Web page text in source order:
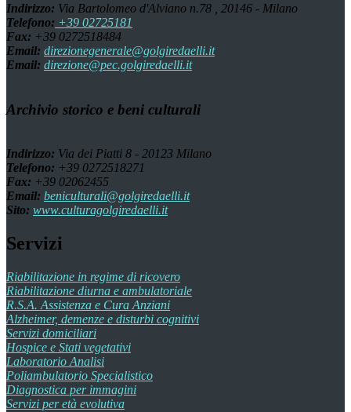
Indirizzo: Via Bartolomeo d'Alviano n.78 , 20146 - Milano
Telefono: +39 02725181
Fax: +39 0272518484
Email: direzionegenerale@golgiredaelli.it
Email: direzione@pec.golgiredaelli.it
Archivio storico e beni culturali
Indirizzo: Via dei Piatti 8 - 20123 Milano
Telefono: +39 0272518271
Fax: +39 02062455
Email: beniculturali@golgiredaelli.it
Sito: www.culturagolgiredaelli.it
Servizi
Riabilitazione in regime di ricovero
Riabilitazione diurna e ambulatoriale
R.S.A. Assistenza e Cura Anziani
Alzheimer, demenze e disturbi cognitivi
Servizi domiciliari
Hospice e Stati vegetativi
Laboratorio Analisi
Poliambulatorio Specialistico
Diagnostica per immagini
Servizi per età evolutiva